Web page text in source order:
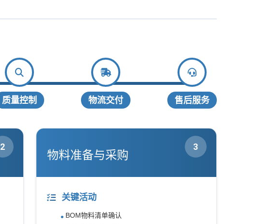
质量控制 物流交付 售后服务
2
物料准备与采购
3
关键活动
BOM物料清单确认